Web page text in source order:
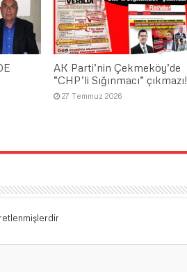
AK Parti’nin Çekmeköy’de
“CHP’li Sığınmacı” çıkmazı!
27 Temmuz 2026